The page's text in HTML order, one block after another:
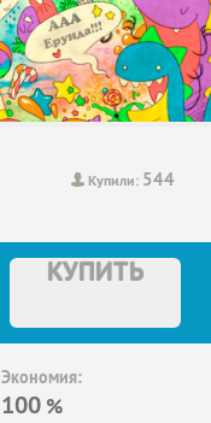
Купили: 544
КУПИТЬ
Экономия:
100 %